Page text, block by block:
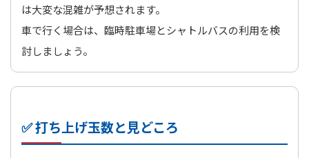
は大変な混雑が予想されます。
車で行く場合は、臨時駐車場とシャトルバスの利用を検
討しましょう。
✅ 打ち上げ玉数と見どころ